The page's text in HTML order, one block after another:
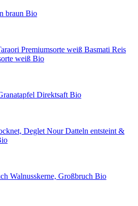
braun Bio
Basmati Reis
weiß Bio
Direktsaft Bio
Datteln entsteint &
Walnusskerne, Großbruch Bio